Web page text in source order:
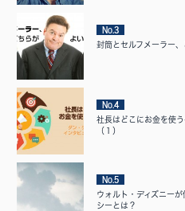
No.3
封筒とセルフメーラー
No.4
社長はどこにお金を使
（１）
No.5
ウォルト・ディズニー
シーとは？